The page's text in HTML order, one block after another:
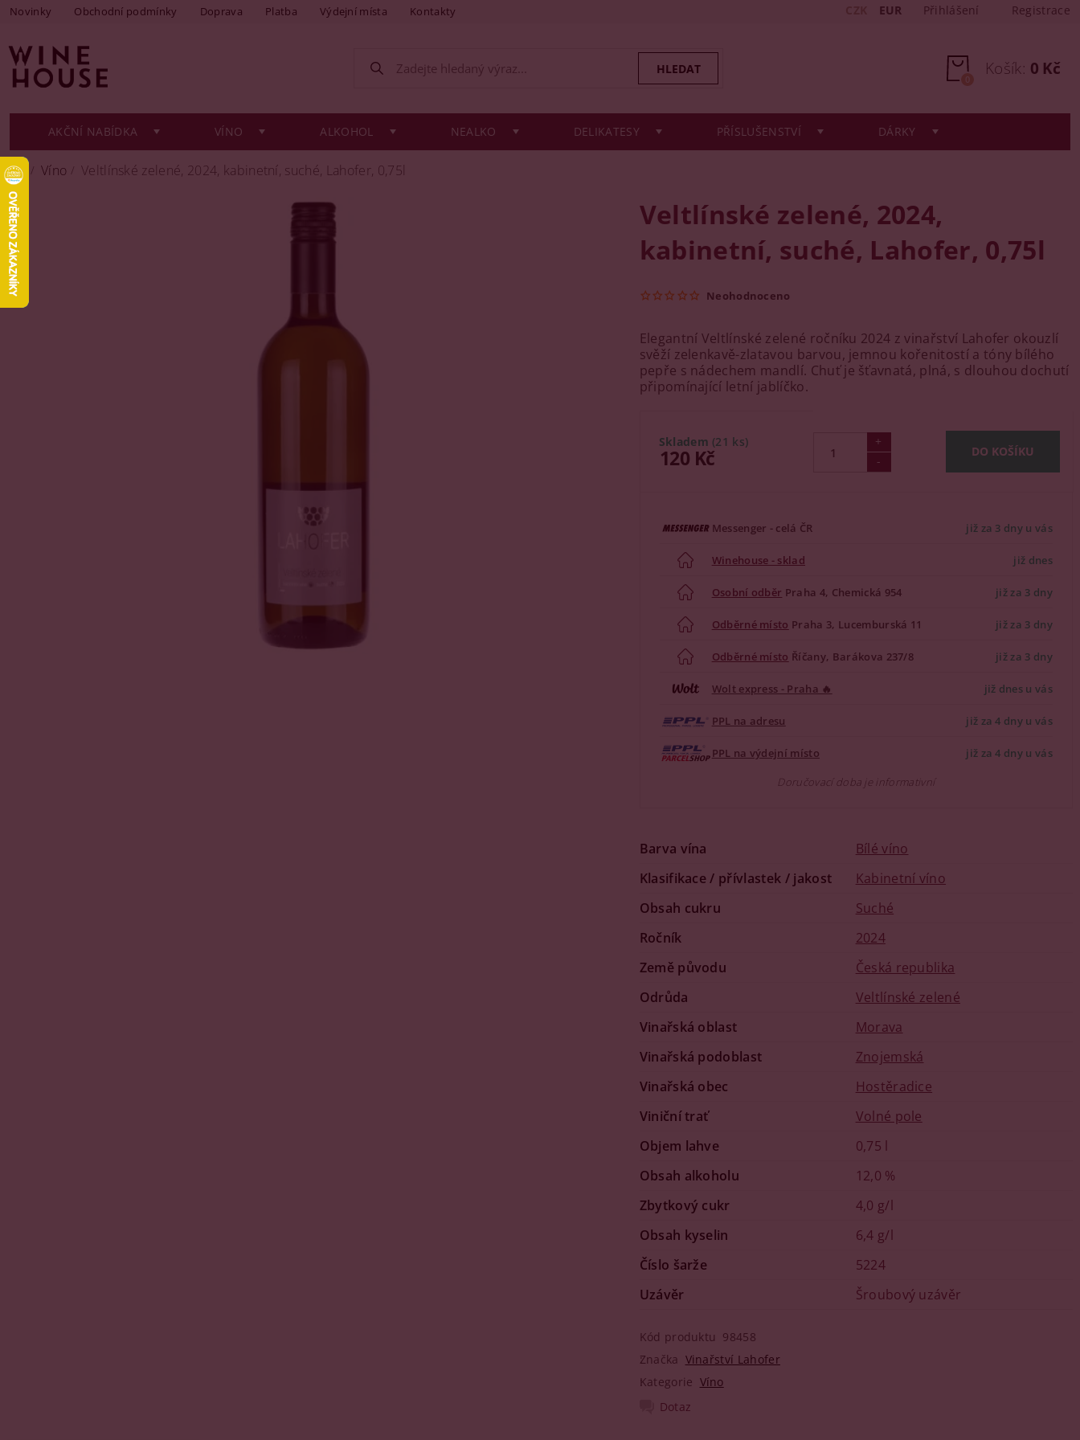
Novinky Obchodní podmínky Doprava Platba Výdejní místa Kontakty EUR Přihlášení Registrace
Košík: 0 Kč
0
AKČNÍ NABÍDKA VÍNO ALKOHOL NEALKO DELIKATESY PŘÍSLUŠENSTVÍ DÁRKY
Víno Veltlínské zelené, 2024, kabinetní, suché, Lahofer, 0,75l
Veltlínské zelené, 2024,
kabinetní, suché, Lahofer, 0,75l
Neohodnoceno
Elegantní Veltlínské zelené ročníku 2024 z vinařství Lahofer okouzlí
svěží zelenkavě-zlatavou barvou, jemnou kořenitostí a tóny bílého
pepře s nádechem mandlí. Chuť je šťavnatá, plná, s dlouhou dochutí
připomínající letní jablíčko.
Skladem (21 ks)
120 Kč
Messenger - celá ČR již za 3 dny u vás
Winehouse - sklad již dnes
Osobní odběr Praha 4, Chemická 954 již za 3 dny
Odběrné místo Praha 3, Lucemburská 11 již za 3 dny
Odběrné místo Říčany, Barákova 237/8 již za 3 dny
Wolt express - Praha 🔥 již dnes u vás
PPL na adresu již za 4 dny u vás
PPL na výdejní místo
již za 4 dny u vás
Doručovací doba je informativní
Barva vína
Bílé víno
Klasifikace / přívlastek / jakost
Kabinetní víno
Obsah cukru
Suché
Ročník
2024
Země původu
Česká republika
Odrůda
Veltlínské zelené
Vinařská oblast
Morava
Vinařská podoblast
Znojemská
Vinařská obec
Hostěradice
Viniční trať
Volné pole
Objem lahve
0,75 l
Obsah alkoholu
12,0 %
Zbytkový cukr
4,0 g/l
Obsah kyselin
6,4 g/l
Číslo šarže
5224
Uzávěr
Šroubový uzávěr
Kód produktu 98458
Značka Vinařství Lahofer
Kategorie Víno
Dotaz